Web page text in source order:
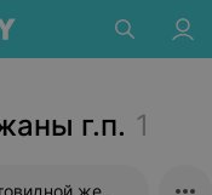
г.п. 1
Обследование щитовидной железы